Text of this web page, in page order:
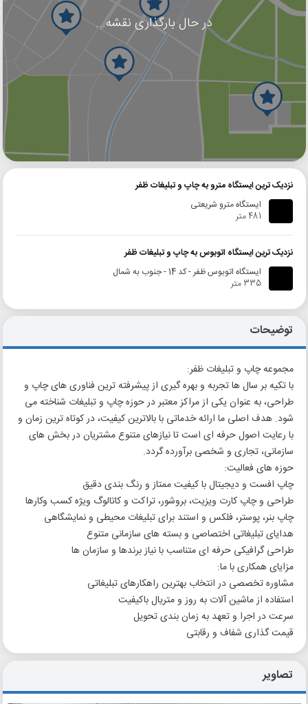
در حال بارگذاری نقشه...
گوگل
نزدیک ترین ایستگاه مترو به چاپ و تبلیغات ظفر
ایستگاه مترو شریعتی
481 متر
نزدیک ترین ایستگاه اتوبوس به چاپ و تبلیغات ظفر
ایستگاه اتوبوس ظفر - کد 14 - جنوب به شمال
335 متر
توضیحات
مجموعه چاپ و تبلیغات ظفر:
با تکیه بر سال ها تجربه و بهره گیری از پیشرفته ترین فناوری های چاپ و
طراحی، به عنوان یکی از مراکز معتبر در حوزه چاپ و تبلیغات شناخته می
شود. هدف اصلی ما ارائه خدماتی با بالاترین کیفیت، در کوتاه ترین زمان و
با رعایت اصول حرفه ای است تا نیازهای متنوع مشتریان در بخش های
سازمانی، تجاری و شخصی برآورده گردد.
حوزه های فعالیت:
چاپ افست و دیجیتال با کیفیت ممتاز و رنگ بندی دقیق
طراحی و چاپ کارت ویزیت، بروشور، تراکت و کاتالوگ ویژه کسب وکارها
چاپ بنر، پوستر، فلکس و استند برای تبلیغات محیطی و نمایشگاهی
هدایای تبلیغاتی اختصاصی و بسته های سازمانی متنوع
طراحی گرافیکی حرفه ای متناسب با نیاز برندها و سازمان ها
مزایای همکاری با ما:
مشاوره تخصصی در انتخاب بهترین راهکارهای تبلیغاتی
استفاده از ماشین آلات به روز و متریال باکیفیت
سرعت در اجرا و تعهد به زمان بندی تحویل
قیمت گذاری شفاف و رقابتی
تصاویر